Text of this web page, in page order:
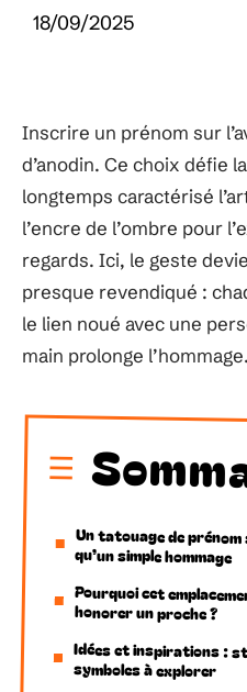
18/09/2025
Inscrire un prénom sur
d’anodin. Ce choix défie
longtemps caractérisé
l’encre de l’ombre pour
regards. Ici, le geste
presque revendiqué :
le lien noué avec une
main prolonge l’hommage.
Un tatouage de
qu’un simple hommage
Pourquoi cet
honorer un proche ?
Idées et inspirations :
symboles à explorer